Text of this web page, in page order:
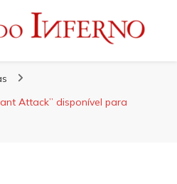
Attack” disponível para